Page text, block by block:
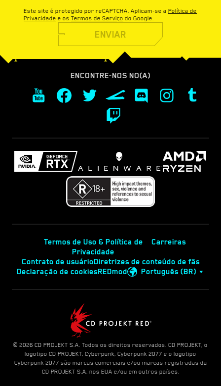
Este site é protegido por reCAPTCHA. Aplicam-se a Política de
Privacidade e os Termos de Serviço do Google.
ENVIAR
ENCONTRE-NOS NO(A)
Termos de Uso & Política de
Privacidade
Carreiras
Contrato de usuárioDiretrizes de conteúdo de fãs
Declaração de cookiesREDmod Português (BR)
© 2026 CD PROJEKT S.A. Todos os direitos reservados. CD PROJEKT, o
logotipo CD PROJEKT, Cyberpunk, Cyberpunk 2077 e o logotipo
Cyberpunk 2077 são marcas comerciais e/ou marcas registradas da
CD PROJEKT S.A. nos EUA e/ou em outros países.